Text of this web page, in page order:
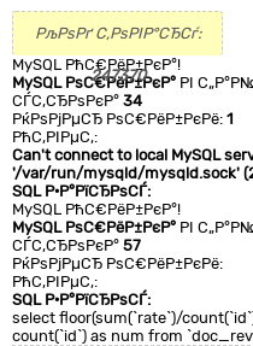
РљРѕРґ С‚РѕРІР°СЂСѓ:
247370
MySQL РћС€РёР±РєР°!
MySQL РѕС€РёР±РєР° РІ
СЃС‚СЂРѕРєР° 34
РќРѕРјРµСЂ РѕС€РёР±РєРё: 1
РћС‚РІРµС‚:
Can't connect to local MySQL
'/var/run/mysqld/mysqld.sock'
SQL Р·Р°РїСЂРѕСЃ:
MySQL РћС€РёР±РєР°!
MySQL РѕС€РёР±РєР° РІ
СЃС‚СЂРѕРєР° 57
РќРѕРјРµСЂ РѕС€РёР±РєРё:
РћС‚РІРµС‚:
SQL Р·Р°РїСЂРѕСЃ:
select floor(sum(`rate`)/
count(`id`) as num from